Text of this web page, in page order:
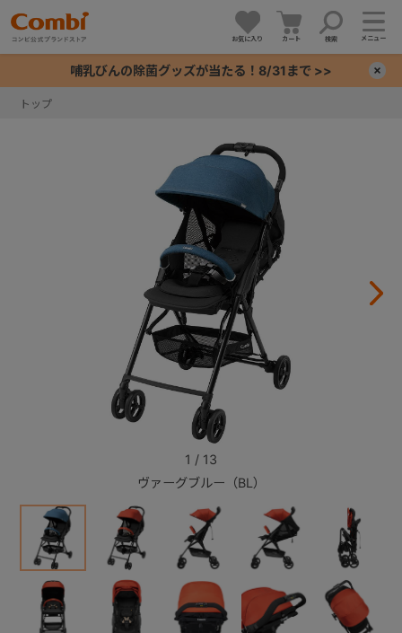
お気に入り カート 検索 メニュー
哺乳びんの除菌グッズが当たる！8/31まで >>
トップ
ヴァーグブルー（BL）
1 / 13